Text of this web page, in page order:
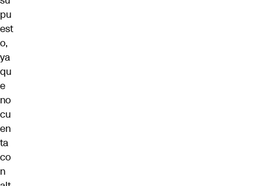
pu
est
o,
ya
qu
e
no
cu
en
ta
co
n